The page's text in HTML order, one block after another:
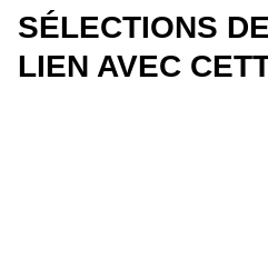
SÉLECTIONS
LIEN AVEC